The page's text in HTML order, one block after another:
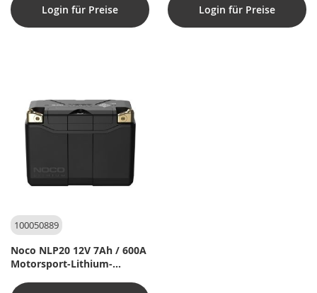
Login für Preise
Login für Preise
100050889
Noco NLP20 12V 7Ah / 600A
Motorsport-Lithium-